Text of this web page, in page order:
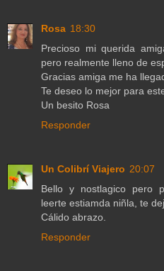
Rosa 18:30
Precioso mi querida
pero realmente lleno de
Gracias amiga me ha
Te deseo lo mejor para
Un besito Rosa
Responder
Un Colibrí Viajero 20:07
Bello y nostlagico pero
leerte estiamda niñla, te
Cálido abrazo.
Responder